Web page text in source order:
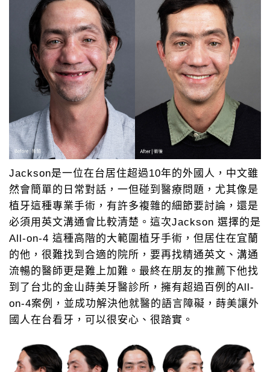
Jackson是一位在台居住超過10年的外國人，中文雖
然會簡單的日常對話，一但碰到醫療問題，尤其像是
植牙這種專業手術，有許多複雜的細節要討論，還是
必須用英文溝通會比較清楚。這次Jackson 選擇的是
All-on-4 這種高階的大範圍植牙手術，但居住在宜蘭
的他，很難找到合適的院所，要再找精通英文、溝通
流暢的醫師更是難上加難。最終在朋友的推薦下他找
到了台北的金山蒔美牙醫診所，擁有超過百例的All-
on-4案例，並成功解決他就醫的語言障礙，蒔美讓外
國人在台看牙，可以很安心、很踏實。